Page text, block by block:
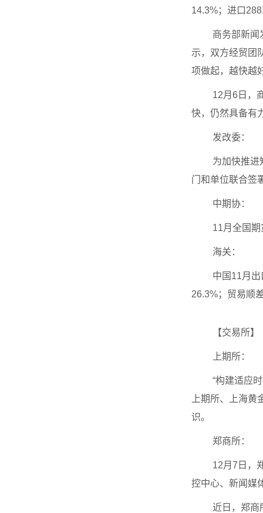
14.3%；进口
商务部新闻
示，双方经贸团
项做起，越快越
12月6日，
快，仍然具备有
发改委：
为加快推进
门和单位联合签
中期协：
11月全国
海关：
中国11月
26.3%；贸易顺
【交易所】
上期所：
“构建适应
上期所、上海
识。
郑商所：
12月7日，
控中心、新闻媒
近日，郑商